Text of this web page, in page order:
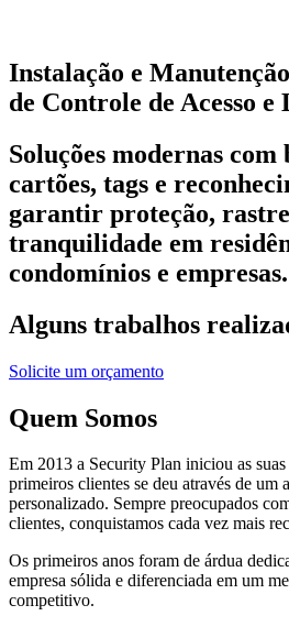
Instalação e Manutenção
de Controle de Acesso
Soluções modernas
cartões, tags e
garantir proteção,
tranquilidade em
condomínios e empresas.
Alguns trabalhos
Solicite um orçamento
Quem Somos
Em 2013 a Security Plan iniciou as
primeiros clientes se deu através de um
personalizado. Sempre preocupados
clientes, conquistamos cada vez mais
Os primeiros anos foram de árdua
empresa sólida e diferenciada em um
competitivo.